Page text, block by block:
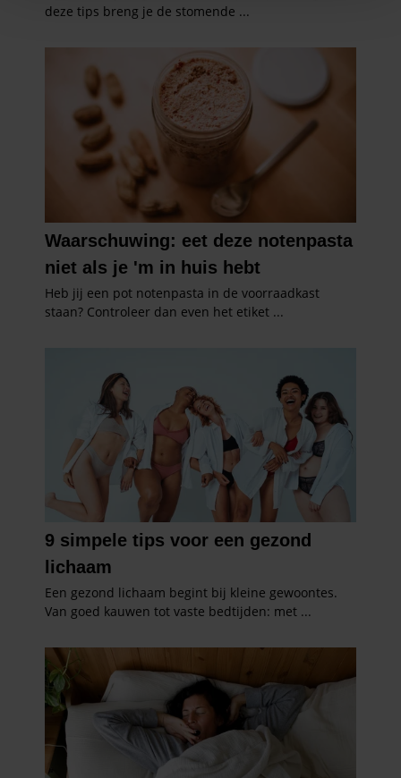
personaliseren, om functies voor social media te bieden
informatie over uw gebruik van onze site met onze
partners voor social media, adverteren en analyse. Deze
partners kunnen deze gegevens combineren met andere
informatie die u aan ze heeft verstrekt of die ze hebben
verzameld op basis van uw gebruik van hun services. U
gaat akkoord met onze cookies als u onze website blijft